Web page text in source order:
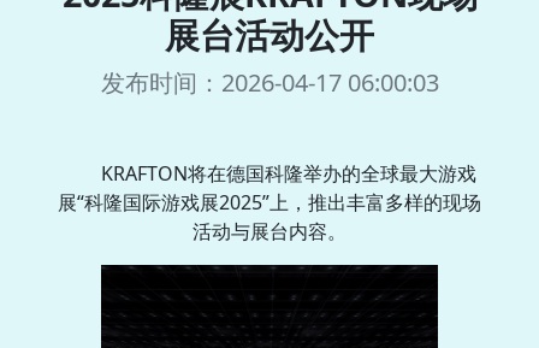
展台活动公开
发布时间：2026-04-17 06:00:03
KRAFTON将在德国科隆举办的全球最大游戏
展“科隆国际游戏展2025”上，推出丰富多样的现场
活动与展台内容。